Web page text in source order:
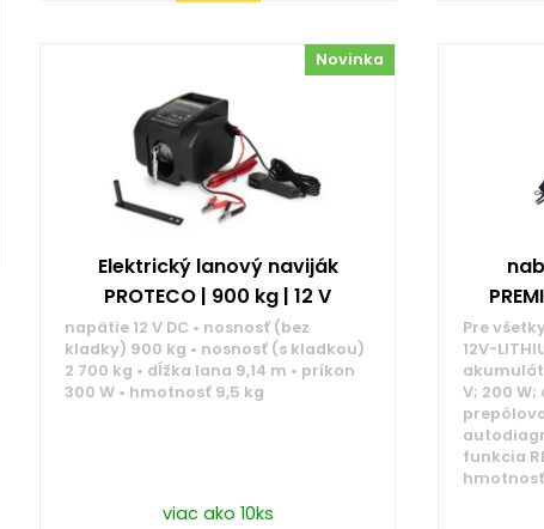
Novinka
Elektrický lanový naviják
PROTECO | 900 kg | 12 V
napätie 12 V DC • nosnosť (bez
kladky) 900 kg • nosnosť (s kladkou)
2 700 kg • dĺžka lana 9,14 m • príkon
300 W • hmotnosť 9,5 kg
viac ako 10ks
Pre
12V-
V; 200
funkcia